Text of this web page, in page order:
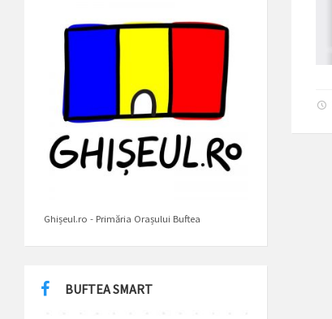
Ghișeul.ro - Primăria Orașului Buftea
BUFTEA SMART